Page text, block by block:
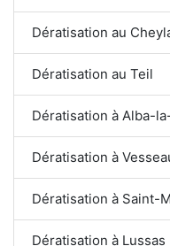
Dératisation au
Dératisation au Teil
Dératisation à Alba-
Dératisation à
Dératisation à Saint-
Dératisation à Lussas